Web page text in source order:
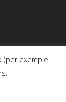
(per exemple,